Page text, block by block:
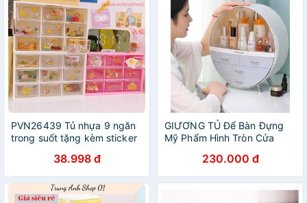
PVN26439 Tủ nhựa 9 ngăn
trong suốt tặng kèm sticker
38.998 đ
GIƯƠNG TỦ Để Bàn Đựng
Mỹ Phẩm Hình Tròn Cửa
230.000 đ